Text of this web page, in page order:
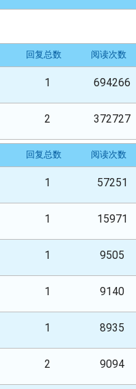
回复总数 阅读次数
1 694266
2 372727
回复总数 阅读次数
1 57251
1 15971
1 9505
1 9140
1 8935
2 9094